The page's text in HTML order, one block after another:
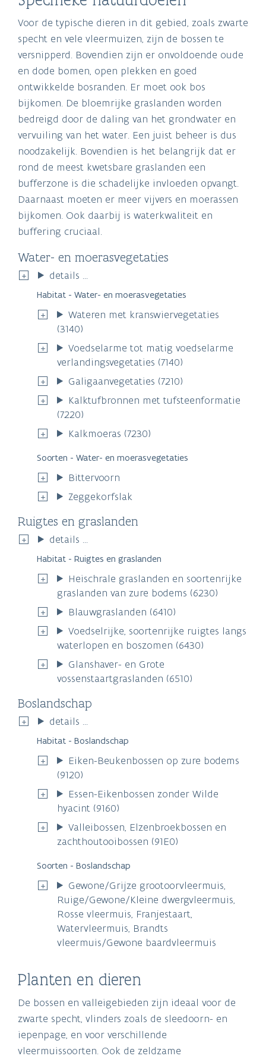
Voor de typische dieren in dit gebied, zoals zwarte
specht en vele vleermuizen, zijn de bossen te
versnipperd. Bovendien zijn er onvoldoende oude
en dode bomen, open plekken en goed
ontwikkelde bosranden. Er moet ook bos
bijkomen. De bloemrijke graslanden worden
bedreigd door de daling van het grondwater en
vervuiling van het water. Een juist beheer is dus
noodzakelijk. Bovendien is het belangrijk dat er
rond de meest kwetsbare graslanden een
bufferzone is die schadelijke invloeden opvangt.
Daarnaast moeten er meer vijvers en moerassen
bijkomen. Ook daarbij is waterkwaliteit en
buffering cruciaal.
Water- en moerasvegetaties
details ...
Habitat - Water- en moerasvegetaties
Wateren met kranswiervegetaties
(3140)
Voedselarme tot matig voedselarme
verlandingsvegetaties (7140)
Galigaanvegetaties (7210)
Kalktufbronnen met tufsteenformatie
(7220)
Kalkmoeras (7230)
Soorten - Water- en moerasvegetaties
Bittervoorn
Zeggekorfslak
Ruigtes en graslanden
details ...
Habitat - Ruigtes en graslanden
Heischrale graslanden en soortenrijke
graslanden van zure bodems (6230)
Blauwgraslanden (6410)
Voedselrijke, soortenrijke ruigtes langs
waterlopen en boszomen (6430)
Glanshaver- en Grote
vossenstaartgraslanden (6510)
Boslandschap
details ...
Habitat - Boslandschap
Eiken-Beukenbossen op zure bodems
(9120)
Essen-Eikenbossen zonder Wilde
hyacint (9160)
Valleibossen, Elzenbroekbossen en
zachthoutooibossen (91E0)
Soorten - Boslandschap
Gewone/Grijze grootoorvleermuis,
Ruige/Gewone/Kleine dwergvleermuis,
Rosse vleermuis, Franjestaart,
Watervleermuis, Brandts
vleermuis/Gewone baardvleermuis
Planten en dieren
De bossen en valleigebieden zijn ideaal voor de
zwarte specht, vlinders zoals de sleedoorn- en
iepenpage, en voor verschillende
vleermuissoorten. Ook de zeldzame